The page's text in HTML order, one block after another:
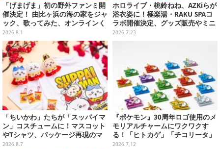
「げまげま」初の野外ファンミ開
催決定！ 由比ヶ浜の海の家をジャ
ック、歌ってみた、オンラインく
じも―夏の4大企画を一挙発表
2026.8.1
ホロライブ・桃鈴ねね、AZKiらが
浴衣姿に！極楽湯・RAKU SPAコ
ラボ開催決定、グッズ販売やミニ
謎解きなど多彩な企画実施
2026.7.23
「ちいかわ」たちが「スッパイマ
ン」コスチュームに！マスコット
やTシャツ、パッケージ再現のマ
グネットなど全5アイテム
2026.8.7
『ポケモン』30周年ロゴ使用のメ
モリアルチャームにワクワクす
る！「ヒトカゲ」「チコリータ」
たち御三家や、幻のポケモンも揃
2026.7.12